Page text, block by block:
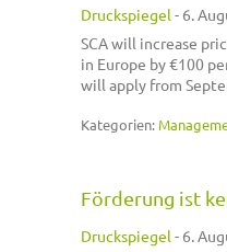
Druckspiegel - 6.
SCA will increase
in Europe by €100
will apply from
Kategorien:
Förderung ist
Druckspiegel - 6.